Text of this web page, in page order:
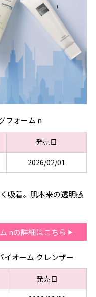
フォーム n
発売日
2026/02/01
吸着。肌本来の透明感
nの詳細はこちら
イオーム クレンザー
発売日